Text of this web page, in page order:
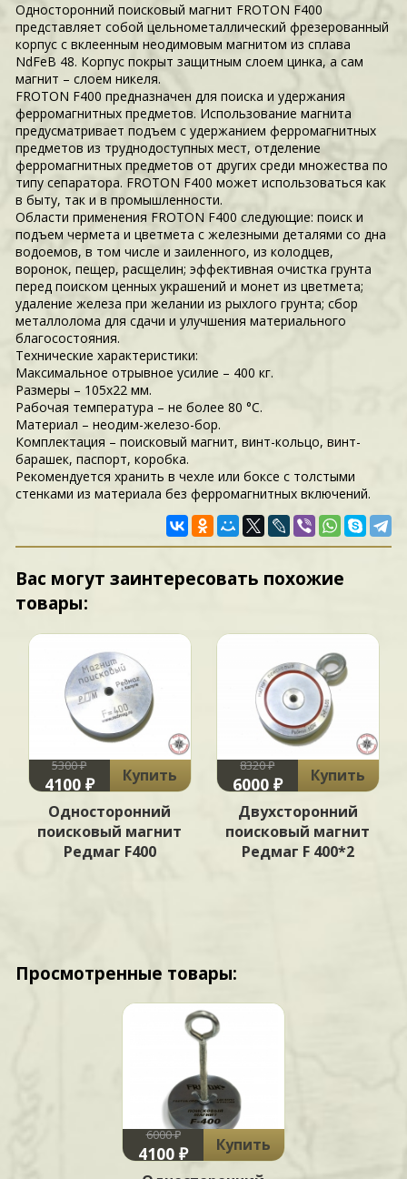
Односторонний поисковый магнит FROTON F400
представляет собой цельнометаллический фрезерованный
корпус с вклеенным неодимовым магнитом из сплава
NdFeB 48. Корпус покрыт защитным слоем цинка, а сам
магнит – слоем никеля.
FROTON F400 предназначен для поиска и удержания
ферромагнитных предметов. Использование магнита
предусматривает подъем с удержанием ферромагнитных
предметов из труднодоступных мест, отделение
ферромагнитных предметов от других среди множества по
типу сепаратора. FROTON F400 может использоваться как
в быту, так и в промышленности.
Области применения FROTON F400 следующие: поиск и
подъем чермета и цветмета с железными деталями со дна
водоемов, в том числе и заиленного, из колодцев,
воронок, пещер, расщелин; эффективная очистка грунта
перед поиском ценных украшений и монет из цветмета;
удаление железа при желании из рыхлого грунта; сбор
металлолома для сдачи и улучшения материального
благосостояния.
Технические характеристики:
Максимальное отрывное усилие – 400 кг.
Размеры – 105x22 мм.
Рабочая температура – не более 80 °C.
Материал – неодим-железо-бор.
Комплектация – поисковый магнит, винт-кольцо, винт-
барашек, паспорт, коробка.
Рекомендуется хранить в чехле или боксе с толстыми
стенками из материала без ферромагнитных включений.
Вас могут заинтересовать похожие
товары:
5300 ₽
4100 ₽
Купить
Односторонний
поисковый магнит
Редмаг F400
8320 ₽
6000 ₽
Купить
Двухсторонний
поисковый магнит
Редмаг F 400*2
Просмотренные товары:
6000 ₽
4100 ₽
Купить